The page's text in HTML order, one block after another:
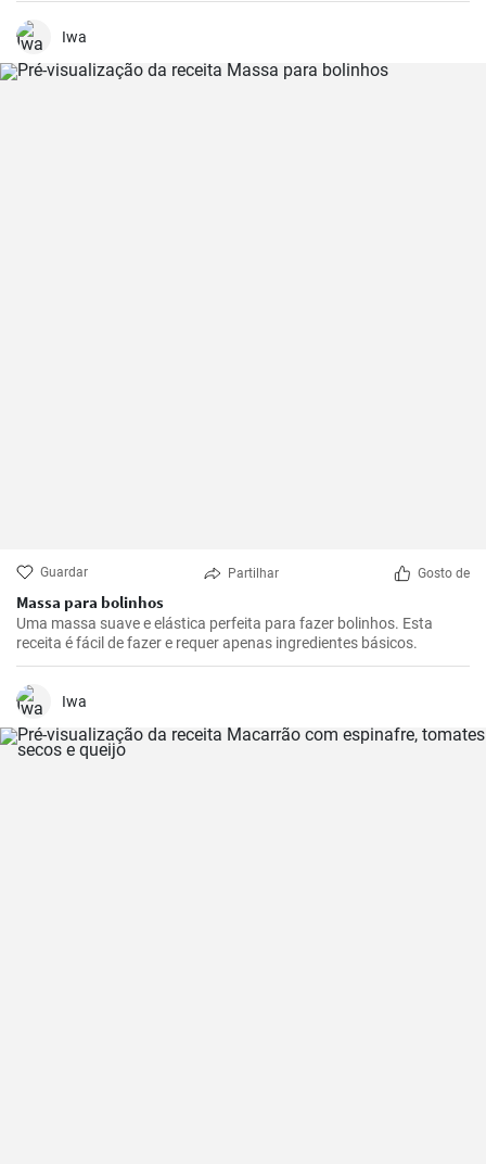
cremoso.
Iwa
Guardar Partilhar Gosto de
Massa para bolinhos
Uma massa suave e elástica perfeita para fazer bolinhos. Esta
receita é fácil de fazer e requer apenas ingredientes básicos.
Iwa